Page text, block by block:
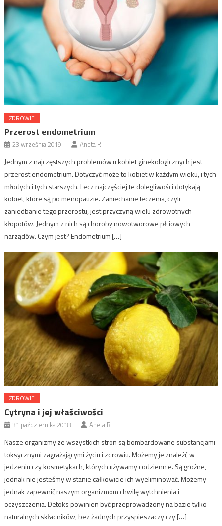
ZDROWIE
Przerost endometrium
23 września 2019 Aneta R.
Jednym z najczęstszych problemów u kobiet ginekologicznych jest
przerost endometrium. Dotyczyć może to kobiet w każdym wieku, i tych
młodych i tych starszych. Lecz najczęściej te dolegliwości dotykają
kobiet, które są po menopauzie. Zaniechanie leczenia, czyli
zaniedbanie tego przerostu, jest przyczyną wielu zdrowotnych
kłopotów. Jednym z nich są choroby nowotworowe płciowych
narządów. Czym jest? Endometrium […]
ZDROWIE
Cytryna i jej właściwości
31 października 2018 Aneta R.
Nasze organizmy ze wszystkich stron są bombardowane substancjami
toksycznymi zagrażającymi życiu i zdrowiu. Możemy je znaleźć w
jedzeniu czy kosmetykach, których używamy codziennie. Są groźne,
jednak nie jesteśmy w stanie całkowicie ich wyeliminować. Możemy
jednak zapewnić naszym organizmom chwilę wytchnienia i
oczyszczenia. Detoks powinien być przeprowadzony na bazie tylko
naturalnych składników, bez żadnych przyspieszaczy czy […]